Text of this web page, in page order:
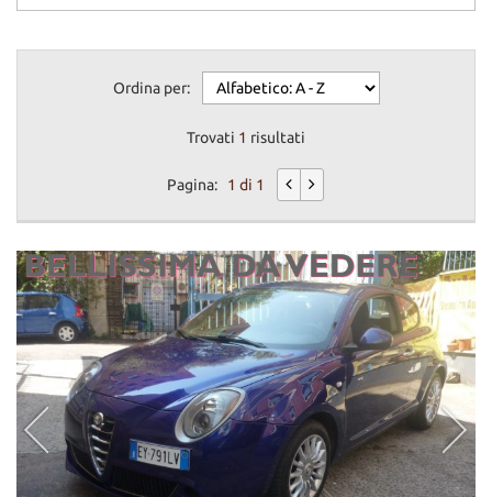
Ordina per:
Trovati 1 risultati
Pagina: 1 di 1